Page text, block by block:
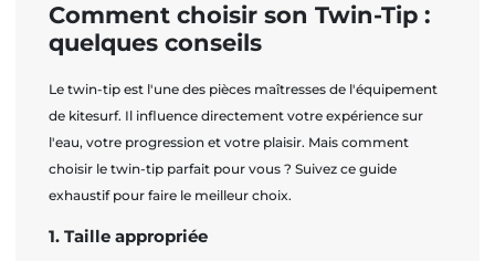
Comment choisir son Twin-Tip :
quelques conseils
Le twin-tip est l'une des pièces maîtresses de l'équipement
de kitesurf. Il influence directement votre expérience sur
l'eau, votre progression et votre plaisir. Mais comment
choisir le twin-tip parfait pour vous ? Suivez ce guide
exhaustif pour faire le meilleur choix.
1. Taille appropriée